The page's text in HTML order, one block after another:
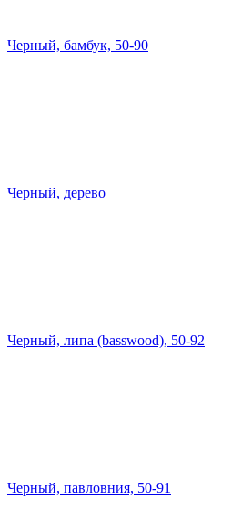
Черный, бамбук, 50-90
Черный, дерево
Черный, липа (basswood), 50-92
Черный, павловния, 50-91